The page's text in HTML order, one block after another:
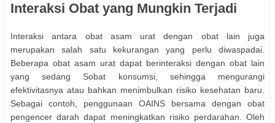
Interaksi Obat yang Mungkin Terjadi
Interaksi antara obat asam urat dengan obat lain juga
merupakan salah satu kekurangan yang perlu diwaspadai.
Beberapa obat asam urat dapat berinteraksi dengan obat lain
yang sedang Sobat konsumsi, sehingga mengurangi
efektivitasnya atau bahkan menimbulkan risiko kesehatan baru.
Sebagai contoh, penggunaan OAINS bersama dengan obat
pengencer darah dapat meningkatkan risiko perdarahan. Oleh